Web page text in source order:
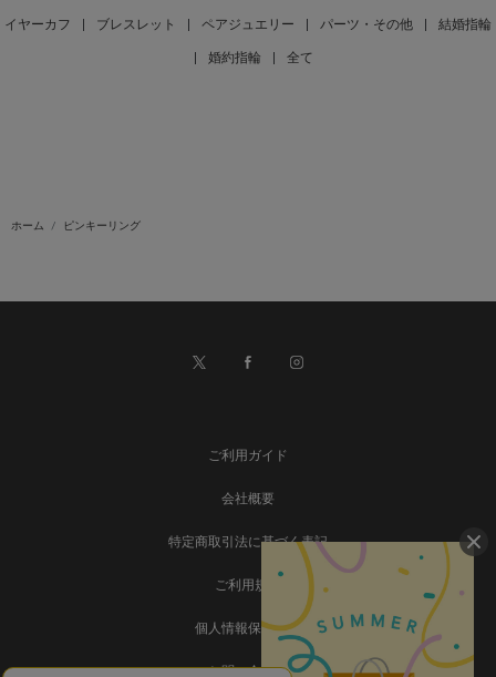
イヤーカフ ブレスレット ペアジュエリー パーツ・その他 結婚指輪
婚約指輪 全て
ホーム ピンキーリング
ご利用ガイド
会社概要
特定商取引法に基づく表記
ご利用規約
個人情報保護方針
お問い合わせ